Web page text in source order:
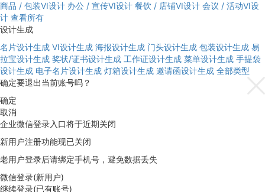
商品 / 包装VI设计 办公 / 宣传VI设计 餐饮 / 店铺VI设计 会议 / 活动VI设
计 查看所有
设计生成
名片设计生成 VI设计生成 海报设计生成 门头设计生成 包装设计生成 易
拉宝设计生成 奖状/证书设计生成 工作证设计生成 菜单设计生成 手提袋
设计生成 电子名片设计生成 灯箱设计生成 邀请函设计生成 全部类型
确定要退出当前账号吗？
确定
取消
企业微信登录入口将于近期关闭
新用户注册功能现已关闭
老用户登录后请绑定手机号，避免数据丢失
微信登录(新用户)
继续登录(已有账号)